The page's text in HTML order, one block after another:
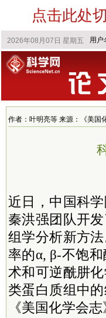
点击此处
作者：叶明亮等 来源：《美国
近日，中国科
秦洪强团队开
组学分析新方
率的α, β-不饱
术和可逆酰肼
类蛋白质组中
《美国化学会志